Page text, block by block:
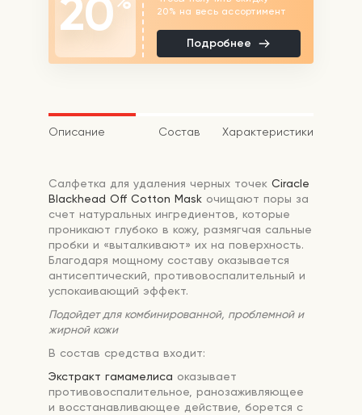
20
20% на весь ассортимент
Подробнее
Описание Состав Характеристики
Салфетка для удаления черных точек Ciracle
Blackhead Off Cotton Mask очищают поры за
счет натуральных ингредиентов, которые
проникают глубоко в кожу, размягчая сальные
пробки и «выталкивают» их на поверхность.
Благодаря мощному составу оказывается
антисептический, противовоспалительный и
успокаивающий эффект.
Подойдет для комбинированной, проблемной и
жирной кожи
В состав средства входит:
Экстракт гамамелиса оказывает
противовоспалительное, ранозаживляющее
и восстанавливающее действие, борется с